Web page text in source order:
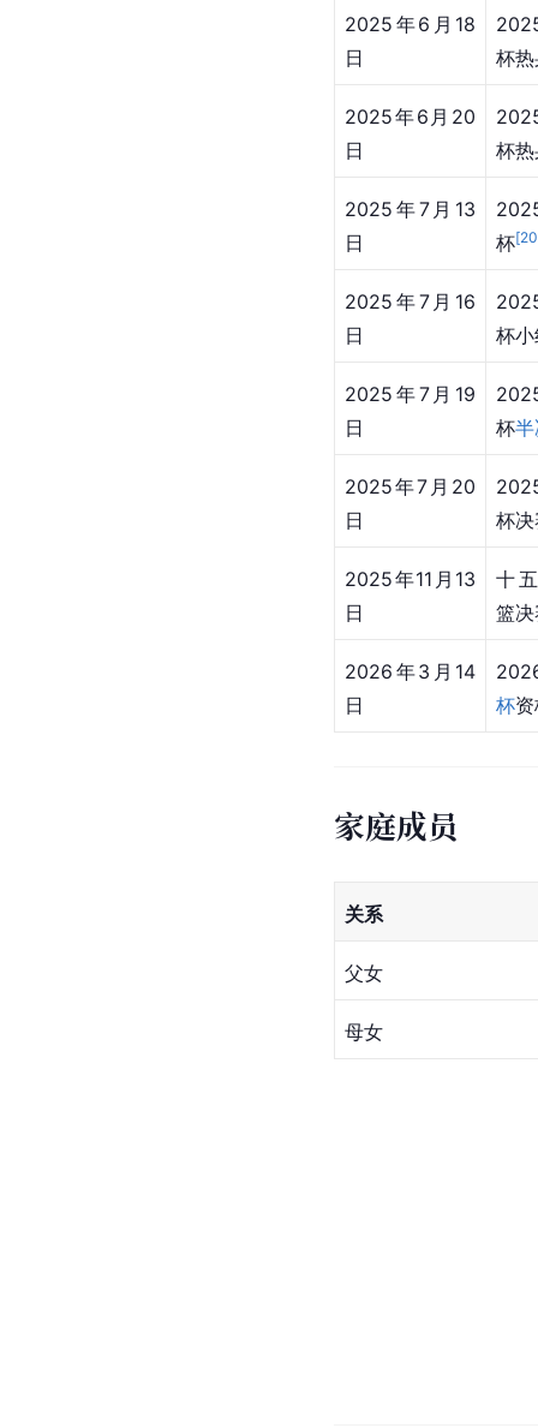
2025年6月18
日
杯
2025年6月20
日
杯
2025年7月13
日
杯[20
2025年7月16
日
杯
2025年7月19
日
杯
2025年7月20
日
杯
2025年11月13
日
十
篮
2026年3月14
日
杯
家庭成员
关系
父女
母女